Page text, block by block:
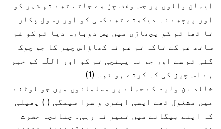
ایمان والوں پر جس وقت چڑ ھے جاتے تھے تم شہر کو
اور پیچھے نہ دیکھتے تھے کسی کو اور رسول پکار
تا تھا تم کو پچھاڑی میں پس دوبارہ دیا تم کو غم
ساتھ غم کے تاکہ تم غم نہ کھاؤاس چیز کا جو چوک
گئی تم سے اور جو نہ پہنچی تم کو اور اللّٰہ کو خبر
ہے اس چیز کی کہ کرتے ہو تم۔ (1)
خالد بن ولید کے حملے پر مسلمانوں میں جو لوٹنے
میں مشغول تھے ایسی ابتری و سرا سیمگی ( ) پھیلی
کہ اپنے بیگانے میں تمیز نہ رہی۔ چنانچہ حضرت